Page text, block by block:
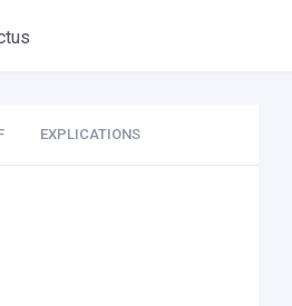
EXPLICATIONS